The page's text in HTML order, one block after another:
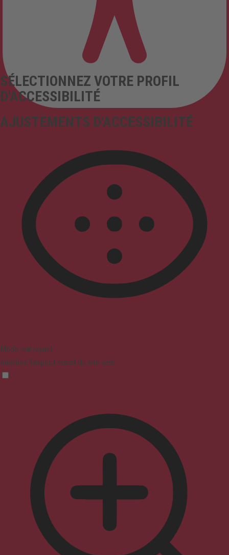
AJUSTEMENTS D'ACCESSIBILITÉ
SÉLECTIONNEZ VOTRE PROFIL
D'ACCESSIBILITÉ
Mode malvoyant
Améliore l'aspect visuel du site web